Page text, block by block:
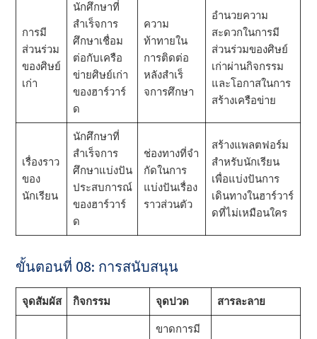
การมี
ส่วนร่วม
ของศิษย์
เก่า
นักศึกษาที่
สําเร็จการ
ศึกษาเชื่อม
ต่อกับเครือ
ข่ายศิษย์เก่า
ของฮาร์วาร์
ด
ความ
ท้าทายใน
การติดต่อ
หลังสําเร็
จการศึกษา
อํานวยความ
สะดวกในการมี
ส่วนร่วมของศิษย์
เก่าผ่านกิจกรรม
และโอกาสในการ
สร้างเครือข่าย
เรื่องราว
ของ
นักเรียน
นักศึกษาที่
สําเร็จการ
ศึกษาแบ่งปัน
ประสบการณ์
ของฮาร์วาร์
ด
ช่องทางที่จํา
กัดในการ
แบ่งปันเรื่อง
ราวส่วนตัว
สร้างแพลตฟอร์ม
สําหรับนักเรียน
เพื่อแบ่งปันการ
เดินทางในฮาร์วาร์
ดที่ไม่เหมือนใคร
ขั้นตอนที่ 08: การสนับสนุน
จุดสัมผัส กิจกรรม จุดปวด สารละลาย
ขาดการมี